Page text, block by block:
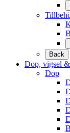
Back
Dop, vigsel
Dop